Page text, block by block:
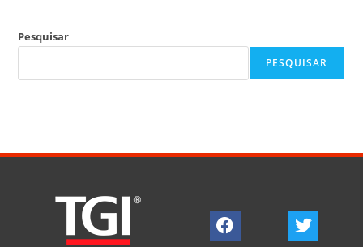
Pesquisar
PESQUISAR